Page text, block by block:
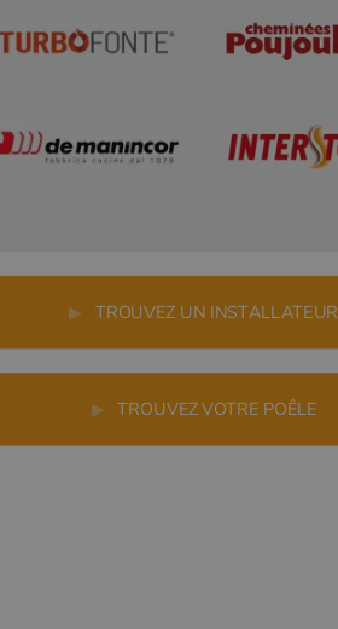
▶ TROUVEZ UN INSTALLATEUR
▶ TROUVEZ VOTRE POÊLE